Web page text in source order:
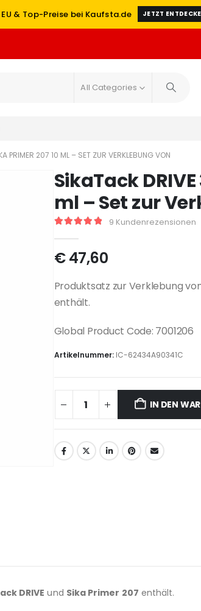
& Top-Preise bei Kaufsta.de JETZT
All Categories
PRIMER 207 10 ML – SET ZUR VERKLEBUNG VON
SikaTack
ml – Set zur
9 Kundenrezensionen
€47,60
Produktsatz zur Verklebung
enthält.
Global Product Code: 7001206
Artikelnummer: IC-62434A90341C
IN DEN
DRIVE und Sika Primer 207 enthält.